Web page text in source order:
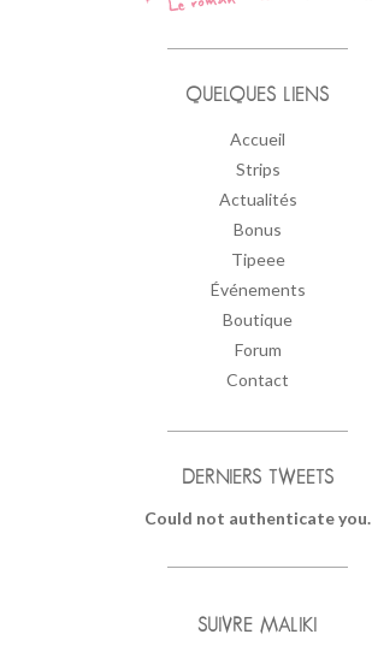
QUELQUES LIENS
Accueil
Strips
Actualités
Bonus
Tipeee
Événements
Boutique
Forum
Contact
DERNIERS TWEETS
Could not authenticate you.
SUIVRE MALIKI